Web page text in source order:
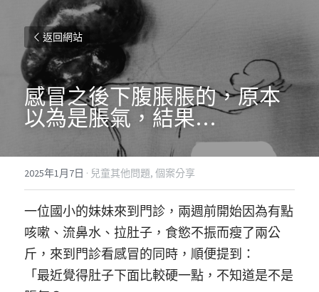
返回網站
感冒之後下腹脹脹的，原本
以為是脹氣，結果…
2025年1月7日 · 兒童其他問題, 個案分享
一位國小的妹妹來到門診，兩週前開始因為有點
咳嗽、流鼻水、拉肚子，食慾不振而瘦了兩公
斤，來到門診看感冒的同時，順便提到：
「最近覺得肚子下面比較硬一點，不知道是不是